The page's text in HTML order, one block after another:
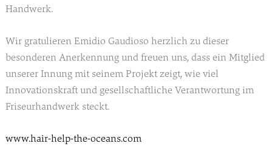
Handwerk.
Wir gratulieren Emidio Gaudioso herzlich zu dieser
besonderen Anerkennung und freuen uns, dass ein Mitglied
unserer Innung mit seinem Projekt zeigt, wie viel
Innovationskraft und gesellschaftliche Verantwortung im
Friseurhandwerk steckt.
www.hair-help-the-oceans.com